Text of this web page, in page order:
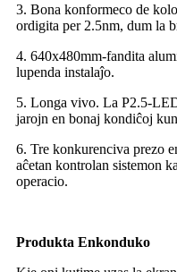
3. Bona konformeco de
ordigita per 2.5nm, dum la
4. 640x480mm-fandita
lupenda instalaĵo.
5. Longa vivo. La P2.5-
jarojn en bonaj kondiĉoj
6. Tre konkurenciva prezo
aĉetan kontrolan sistemon
operacio.
Produkta Enkonduko